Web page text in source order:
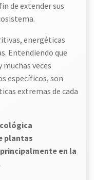
de extender sus
energéticas
Entendiendo que
muchas veces
específicos, son
extremas de cada
plantas
en la